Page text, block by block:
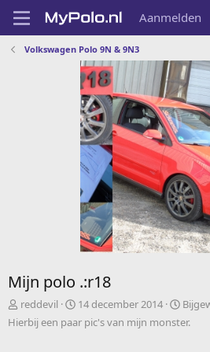
Aanmelden
Volkswagen Polo 9N & 9N3
Mijn polo .:r18
A
d
reddevil
C
r
14 december 2014
Hierbij een paar pic's van mijn monster.